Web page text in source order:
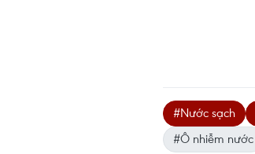
#Nước sạch
#Ô nhiễm nước